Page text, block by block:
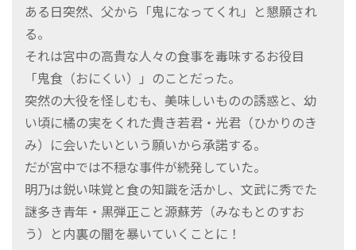
ある日突然、父から「鬼になってくれ」と懇願され
る。
それは宮中の高貴な人々の食事を毒味するお役目
「鬼食（おにくい）」のことだった。
突然の大役を怪しむも、美味しいものの誘惑と、幼
い頃に橘の実をくれた貴き若君・光君（ひかりのき
み）に会いたいという願いから承諾する。
だが宮中では不穏な事件が続発していた。
明乃は鋭い味覚と食の知識を活かし、文武に秀でた
謎多き青年・黒弾正こと源蘇芳（みなもとのすお
う）と内裏の闇を暴いていくことに！